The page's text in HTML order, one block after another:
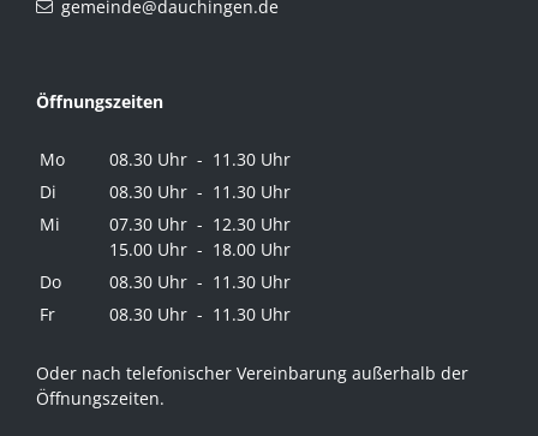
gemeinde@dauchingen.de
Öffnungszeiten
Mo
08.30 Uhr - 11.30 Uhr
Di
08.30 Uhr - 11.30 Uhr
Mi
07.30 Uhr - 12.30 Uhr
15.00 Uhr - 18.00 Uhr
Do
08.30 Uhr - 11.30 Uhr
Fr
08.30 Uhr - 11.30 Uhr
Oder nach telefonischer Vereinbarung außerhalb der
Öffnungszeiten.